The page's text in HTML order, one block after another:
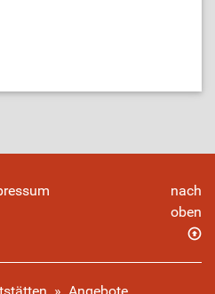
nach
oben